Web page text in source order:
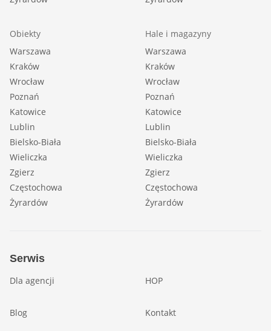
Obiekty
Warszawa
Kraków
Wrocław
Poznań
Katowice
Lublin
Bielsko-Biała
Wieliczka
Zgierz
Częstochowa
Żyrardów
Hale i magazyny
Warszawa
Kraków
Wrocław
Poznań
Katowice
Lublin
Bielsko-Biała
Wieliczka
Zgierz
Częstochowa
Żyrardów
Serwis
Dla agencji HOP
Blog Kontakt